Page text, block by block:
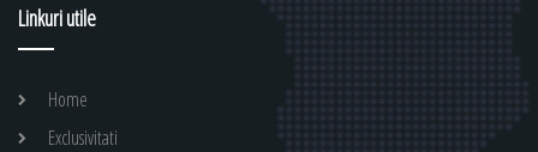
Linkuri utile
Home
Exclusivitati